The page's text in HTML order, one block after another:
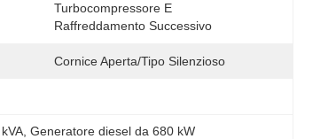
Turbocompressore E
Raffreddamento Successivo
Cornice Aperta/Tipo Silenzioso
, Generatore diesel da 680 kW